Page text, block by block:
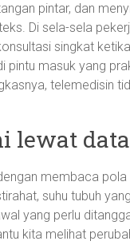
pintar, dan
Di sela-sela
singkat
pintu masuk yang
telemedisin
lewat
membaca
suhu tubuh
yang perlu
kita melihat